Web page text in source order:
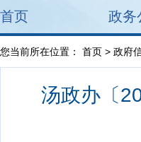
首页 政务
您当前所在位置： 首页 > 政府
汤政办〔